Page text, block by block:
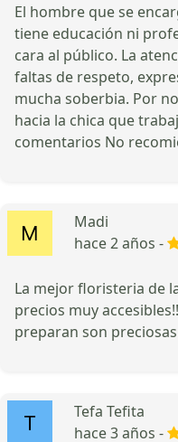
El hombre que se
tiene educación ni
cara al público. La
faltas de respeto,
mucha soberbia. Por
hacia la chica que
comentarios No
Madi
hace 2 años -
La mejor floristeria de
precios muy
preparan son
Tefa Tefita
hace 3 años -